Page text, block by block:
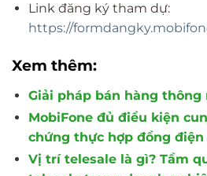
Link đăng ký tham dự:
https://
Xem thêm:
Giải pháp bán hàng thông
MobiFone đủ điều kiện
chứng thực hợp đồng
Vị trí telesale là gì? Tầm